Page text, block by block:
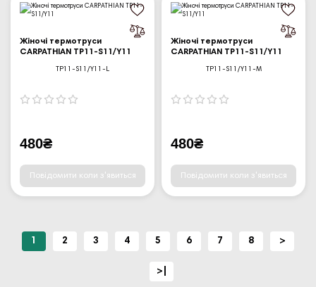
Жіночі термотруси
CARPATHIAN TP11-S11/Y11
TP11-S11/Y11-L
480₴
Повідомити коли з'явиться
Жіночі термотруси
CARPATHIAN TP11-S11/Y11
TP11-S11/Y11-M
480₴
Повідомити коли з'явиться
1 2 3 4 5 6 7 8 >
>|